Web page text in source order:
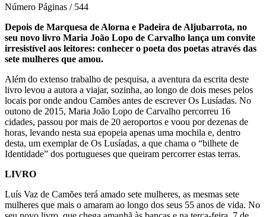
Número Páginas / 544
Depois de Marquesa de Alorna e Padeira de Aljubarrota, no
seu novo livro Maria João Lopo de Carvalho lança um convite
irresistível aos leitores: conhecer o poeta dos poetas através das
sete mulheres que amou.
Além do extenso trabalho de pesquisa, a aventura da escrita deste
livro levou a autora a viajar, sozinha, ao longo de dois meses pelos
locais por onde andou Camões antes de escrever Os Lusíadas. No
outono de 2015, Maria João Lopo de Carvalho percorreu 16
cidades, passou por mais de 20 aeroportos e voou por dezenas de
horas, levando nesta sua epopeia apenas uma mochila e, dentro
desta, um exemplar de Os Lusíadas, a que chama o “bilhete de
Identidade” dos portugueses que queiram percorrer estas terras.
LIVRO
Luís Vaz de Camões terá amado sete mulheres, as mesmas sete
mulheres que mais o amaram ao longo dos seus 55 anos de vida. No